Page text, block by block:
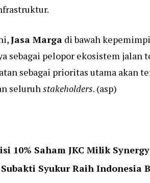
Jasa Marga di bawah
sebagai pelopor ekosistem
sebagai prioritas utama akan
seluruhstakeholders. (asp)
10% Saham JKC Milik
Syukur Raih Indonesia